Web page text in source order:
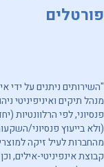
פורטלים
"השירותים ניתנים על ידי
מנהל תיקים ואיניפיניטי
פנסיוני, לפי הרלוונטיות
(ולא בייעוץ פנסיוני/
מהחברות לעיל זיקה
קבוצת אינפיניטי-אילים,